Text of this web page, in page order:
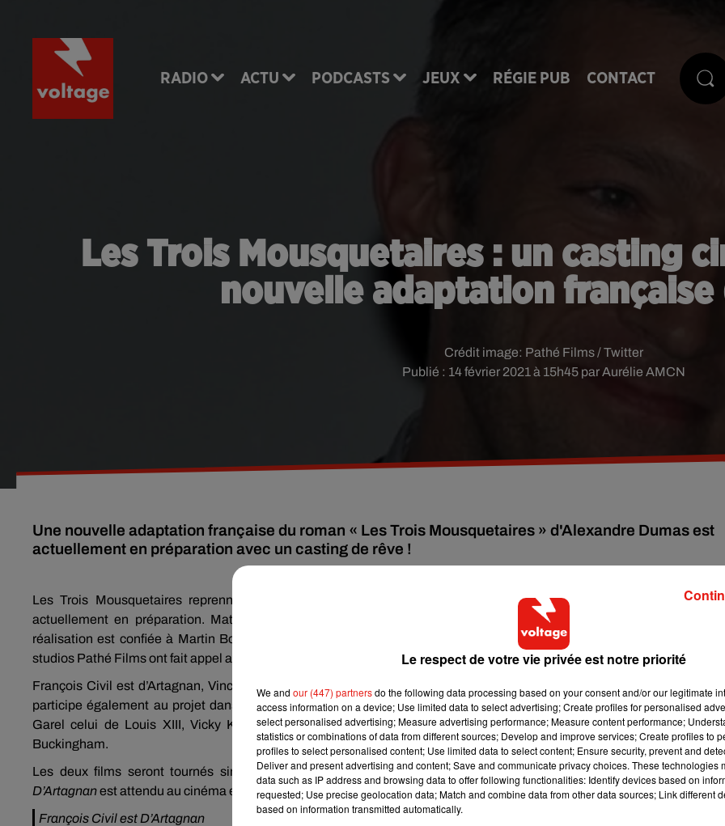
RADIO ACTU PODCASTS JEUX RÉGIE PUB CONTACT
Les Trois Mousquetaires : un casting
nouvelle adaptation française
Publié : 14 février 2021 à 15h45 par Aurélie AMCN
Crédit image: Pathé Films / Twitter
Une nouvelle adaptation française du roman « Les Trois Mousquetaires » d'Alexandre Dumas est
actuellement en préparation avec un casting de rêve !
Les Trois Mousquetaires reprennent du service. Deux longs-métrages adaptés de l’œuvre d’Alexandre Dumas
actuellement en préparation. Mathieu Delaporte et Alexandre De la Patellière s’occupent du scénario, tandis que
réalisation est confiée à Martin Bourboulon pour un budget de 60 millions d’euros. Côté casting, c’est du très lourd.
studios Pathé Films ont fait appel aux plus gros noms du cinéma français.
François Civil est d’Artagnan, Vincent Cassel est Athos, Romain Duris est Aramis et Pio Marmaï est Porthos. Eva
participe également au projet dans le rôle de Milady, Lyna Khoudri enfile le costume de Constance de Bonacieux,
Garel celui de Louis XIII, Vicky Krieps incarne la Reine Anne d’Autriche et Oliver Jackson-Cohen devient le duc
Buckingham.
Les deux films seront tournés simultanément, en France, à partir de l’été 2021. Le premier volet sobrement
D’Artagnanest attendu au cinéma en 2023.Milady, le second volet, devrait sortir peu de temps après.
François Civil est D’Artagnan
Le respect de votre vie privée est notre priorité
We and our (447) partnersdo the following data processing based on your consent and/or our legitimate
access information on a device; Use limited data to select advertising; Create profiles for personalised
select personalised advertising; Measure advertising performance; Measure content performance;
statistics or combinations of data from different sources; Develop and improve services; Create profiles to
profiles to select personalised content; Use limited data to select content; Ensure security, prevent and
Deliver and present advertising and content; Save and communicate privacy choices. These technologies
data such as IP address and browsing data to offer following functionalities: Identify devices based on
requested; Use precise geolocation data; Match and combine data from other data sources; Link different
based on information transmitted automatically.